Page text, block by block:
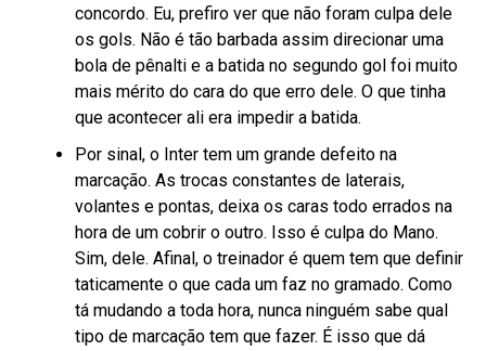
concordo. Eu, prefiro ver que não foram culpa dele
os gols. Não é tão barbada assim direcionar uma
bola de pênalti e a batida no segundo gol foi muito
mais mérito do cara do que erro dele. O que tinha
que acontecer ali era impedir a batida.
Por sinal, o Inter tem um grande defeito na
marcação. As trocas constantes de laterais,
volantes e pontas, deixa os caras todo errados na
hora de um cobrir o outro. Isso é culpa do Mano.
Sim, dele. Afinal, o treinador é quem tem que definir
taticamente o que cada um faz no gramado. Como
tá mudando a toda hora, nunca ninguém sabe qual
tipo de marcação tem que fazer. É isso que dá